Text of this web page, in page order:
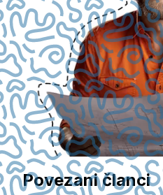
Povezani članci